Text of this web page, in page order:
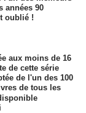
années 90
oublié !
aux moins de 16
de cette série
de l'un des 100
de tous les